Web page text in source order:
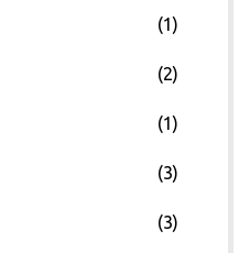
(1)
(2)
(1)
(3)
(3)